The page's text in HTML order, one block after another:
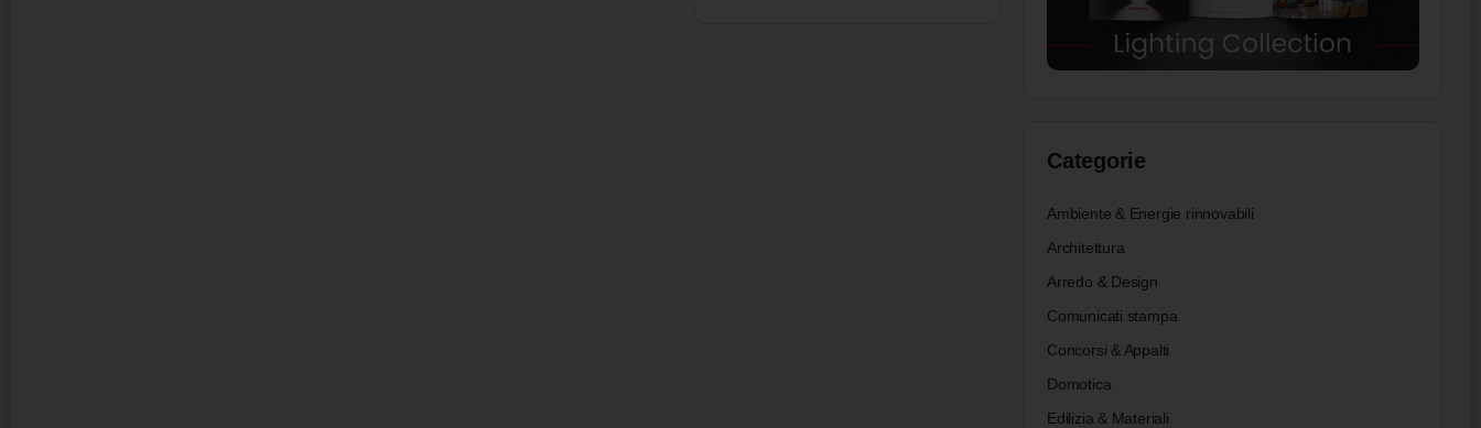
Categorie
Ambiente & Energie rinnovabili
Architettura
Arredo & Design
Comunicati stampa
Concorsi & Appalti
Domotica
Edilizia & Materiali